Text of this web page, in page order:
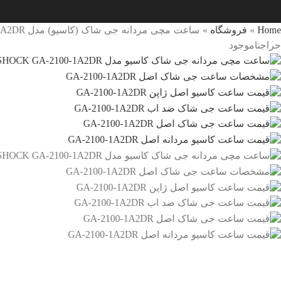
Home
» فروشگاه » ساعت مچی مردانه جی شاک (کاسیو) مدل G-SHOCK GA-2100-1A2DR
حراجناموجود